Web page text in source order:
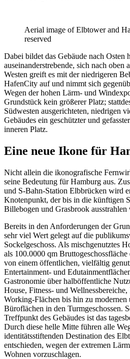
Aerial image of Elbtower and
reserved
Dabei bildet das Gebäude nach Osten
auseinanderstrebende, sich nach oben
Westen greift es mit der niedrigeren
HafenCity auf und nimmt sich
Wegen der hohen Lärm- und
Grundstück kein größerer Platz;
Südwesten ausgerichteten, niedrigen
Gebäudes ein geschützter und
inneren Platz.
Eine neue Ikone für
Nicht allein die ikonografische
seine Bedeutung für Hamburg aus.
und S-Bahn-Station Elbbrücken wird
Knotenpunkt, der bis in die künftigen
Billebogen und Grasbrook ausstrahlen
Bereits in den Anforderungen der
sehr viel Wert gelegt auf die
Sockelgeschoss. Als mischgenutztes
als 100.0000 qm
von einem öffentlichen, vielfältig
Entertainment- und
Gastronomie über halböffentliche
House, Fitness- und
Working-Flächen bis hin zu modernen
Büroflächen in den Turmgeschossen.
Treffpunkt des Gebäudes ist das
Durch diese helle Mitte führen alle
identitätsstiftenden Destination des
entschieden, wegen der extremen
Wohnen vorzuschlagen.